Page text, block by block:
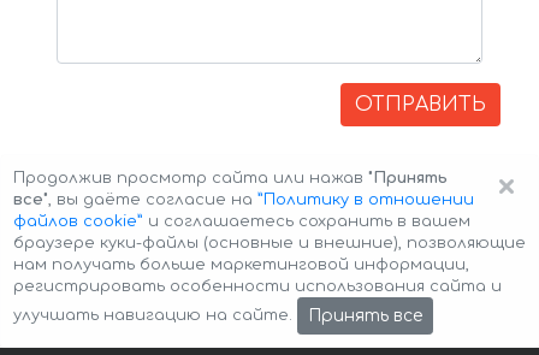
ОТПРАВИТЬ
Авторские права © 2026 Авто-Аренда Cookie Policy
×
Продолжив просмотр сайта или нажав "Принять
все", вы даёте согласие на ”Политику в отношении
файлов cookie” и соглашаетесь сохранить в вашем
браузере куки-файлы (основные и внешние), позволяющие
нам получать больше маркетинговой информации,
регистрировать особенности использования сайта и
улучшать навигацию на сайте.
Принять все